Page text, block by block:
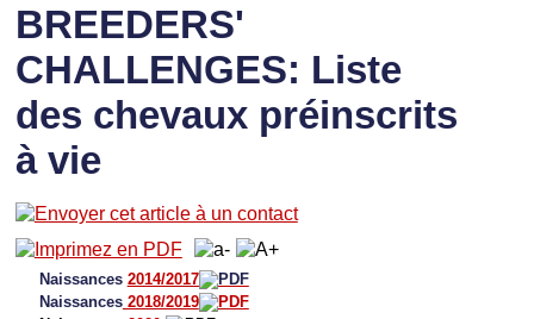
BREEDERS'
CHALLENGES: Liste
des chevaux préinscrits
à vie
Naissances 2014/2017
Naissances2018/2019